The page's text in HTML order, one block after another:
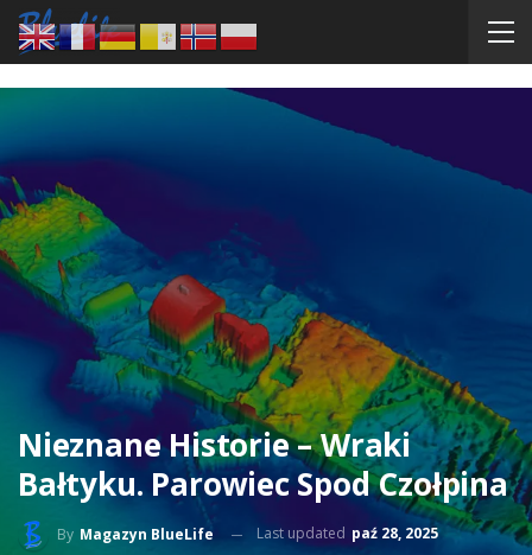
Nieznane Historie – Wraki
Bałtyku. Parowiec Spod Czołpina
By Magazyn BlueLife Last updated paź 28, 2025